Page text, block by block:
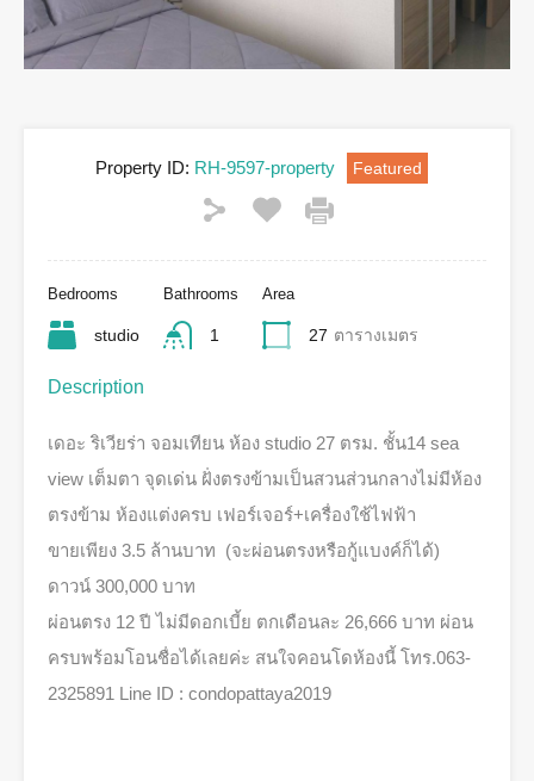
Property ID: RH-9597-property Featured
Bedrooms
studio
Bathrooms
1
Area
27 ตารางเมตร
Description
เดอะ ริเวียร่า จอมเทียน ห้อง studio 27 ตรม. ชั้น14 sea
view เต็มตา จุดเด่น ฝั่งตรงข้ามเป็นสวนส่วนกลางไม่มีห้อง
ตรงข้าม ห้องแต่งครบ เฟอร์เจอร์+เครื่องใช้ไฟฟ้า
ขายเพียง 3.5 ล้านบาท (จะผ่อนตรงหรือกู้แบงค์ก็ได้)
ดาวน์ 300,000 บาท
ผ่อนตรง 12 ปี ไม่มีดอกเบี้ย ตกเดือนละ 26,666 บาท ผ่อน
ครบพร้อมโอนชื่อได้เลยค่ะ สนใจคอนโดห้องนี้ โทร.063-
2325891 Line ID : condopattaya2019